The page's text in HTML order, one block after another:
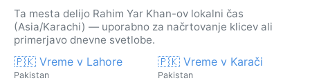
Ta mesta delijo Rahim Yar Khan-ov lokalni čas
(Asia/Karachi) — uporabno za načrtovanje klicev ali
primerjavo dnevne svetlobe.
🇵🇰 Vreme v Lahore
Pakistan
🇵🇰 Vreme v Karači
Pakistan